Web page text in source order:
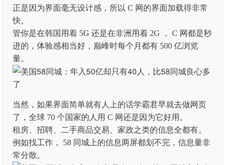
正是因为界面毫无设计感，所以 C 网的界面加载得非常
快。
管你是在韩国用着 5G 还是在非洲用着 2G ， C 网都是秒
进的，体验感相当好，巅峰时每个月都有 500 亿浏览
量。
当然，如果界面简单就有人上的话学霸君早就去做网页
了，全球 70 个国家的人用 C 网还是因为它好用。
租房、招聘、二手商品交易、家政之类的信息全都有。
例如找工作， 58 同城上的信息两屏都划不完，信息量非
常分散。